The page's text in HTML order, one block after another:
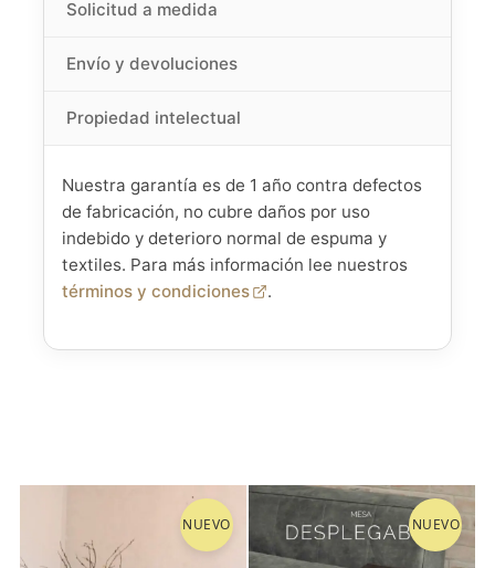
Solicitud a medida
Envío y devoluciones
Propiedad intelectual
Nuestra garantía es de 1 año contra defectos
de fabricación, no cubre daños por uso
indebido y deterioro normal de espuma y
textiles. Para más información lee nuestros
términos y condiciones
.
NUEVO NUEVO